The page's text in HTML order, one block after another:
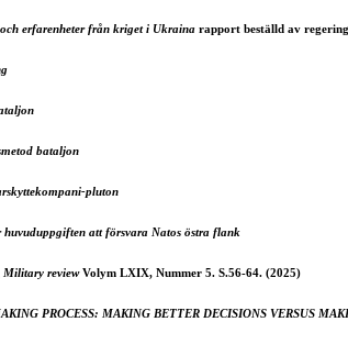
erfarenheter från kriget i Ukraina rapport beställd av
bataljon
pluton
huvuduppgiften att försvara Natos östra flank
Military reviewVolym LXIX, Nummer 5. S.56-64. (2025)
PROCESS: MAKING BETTER DECISIONS VERSUS